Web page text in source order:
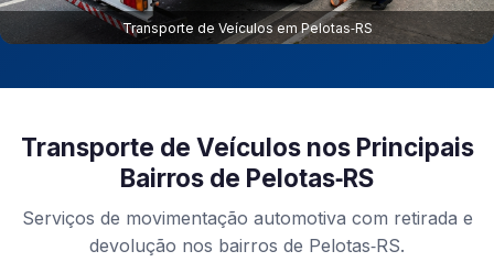
Transporte de Veículos em Pelotas‑RS
Transporte de Veículos nos Principais
Bairros de Pelotas‑RS
Serviços de movimentação automotiva com retirada e
devolução nos bairros de Pelotas‑RS.